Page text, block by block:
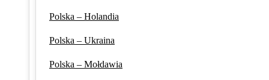
Polska – Holandia
Polska – Ukraina
Polska – Mołdawia